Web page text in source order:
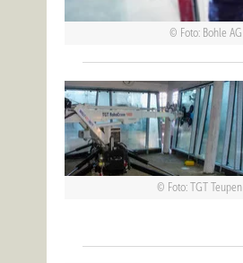
Foto: Bohle AG
Foto: TGT Teupen